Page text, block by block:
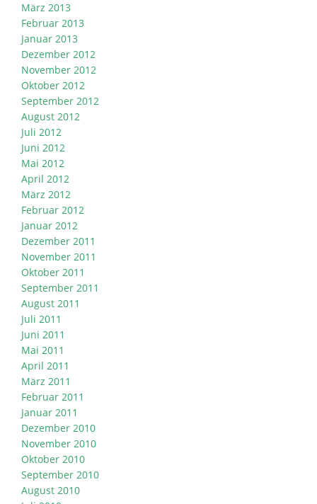
März 2013
Februar 2013
Januar 2013
Dezember 2012
November 2012
Oktober 2012
September 2012
August 2012
Juli 2012
Juni 2012
Mai 2012
April 2012
März 2012
Februar 2012
Januar 2012
Dezember 2011
November 2011
Oktober 2011
September 2011
August 2011
Juli 2011
Juni 2011
Mai 2011
April 2011
März 2011
Februar 2011
Januar 2011
Dezember 2010
November 2010
Oktober 2010
September 2010
August 2010